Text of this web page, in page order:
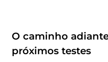
O caminho
próximos testes